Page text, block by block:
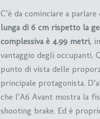
C’è da cominciare a
lunga di 6 cm rispetto la
complessiva è 4.99 metri,
vantaggio degli occupanti.
punto di vista delle
principale protagonista.
che l’A6 Avant mostra la
shooting brake. Ed è